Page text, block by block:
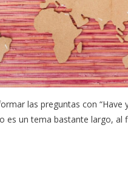
las preguntas con “Have
es un tema bastante largo, al